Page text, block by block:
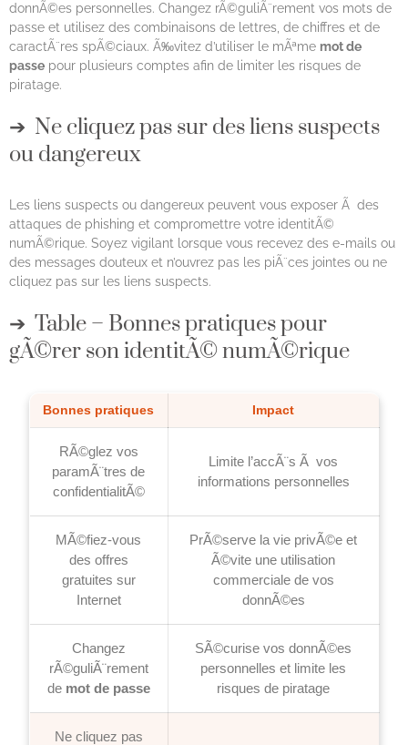
donnÃ©es personnelles. Changez rÃ©guliÃ¨rement vos mots de
passe et utilisez des combinaisons de lettres, de chiffres et de
caractÃ¨res spÃ©ciaux. Ã‰vitez d’utiliser le mÃªme mot de
passe pour plusieurs comptes afin de limiter les risques de
piratage.
Ne cliquez pas sur des liens suspects
ou dangereux
Les liens suspects ou dangereux peuvent vous exposer Ã des
attaques de phishing et compromettre votre identitÃ©
numÃ©rique. Soyez vigilant lorsque vous recevez des e-mails ou
des messages douteux et n’ouvrez pas les piÃ¨ces jointes ou ne
cliquez pas sur les liens suspects.
Table – Bonnes pratiques pour
gÃ©rer son identitÃ© numÃ©rique
Bonnes pratiques Impact
RÃ©glez vos
paramÃ¨tres de
confidentialitÃ©
Limite l’accÃ¨s Ã vos
informations personnelles
MÃ©fiez-vous
des offres
gratuites sur
Internet
PrÃ©serve la vie privÃ©e et
Ã©vite une utilisation
commerciale de vos
donnÃ©es
Changez
rÃ©guliÃ¨rement
de mot de passe
SÃ©curise vos donnÃ©es
personnelles et limite les
risques de piratage
Ne cliquez pas